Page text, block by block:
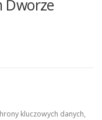
Dworze
kluczowych danych,